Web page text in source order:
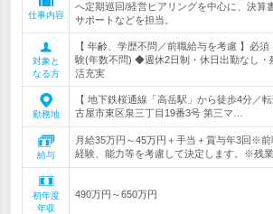
仕事内容
へ定期巡回/経営ヒアリングを中心に、決算
サポートなどを担当。
対象と
なる方
【 年齢、学歴不問／前職給与を考慮 】必
験(年数不問) ◆週休2日制・休日出勤なし・
活充実
勤務地
【 地下鉄桜通線「高岳駅」から徒歩4分／
古屋市東区泉三丁目19番3号 第三マ…
給与
月給35万円～45万円＋手当＋賞与年3回※
経験、能力等を考慮して決定します。※残
初年度
年収
490万円～650万円